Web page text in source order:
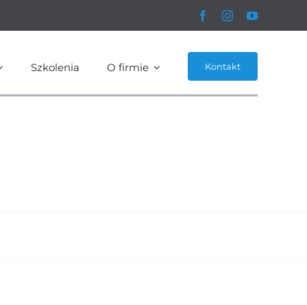
Szkolenia O firmie Kontakt